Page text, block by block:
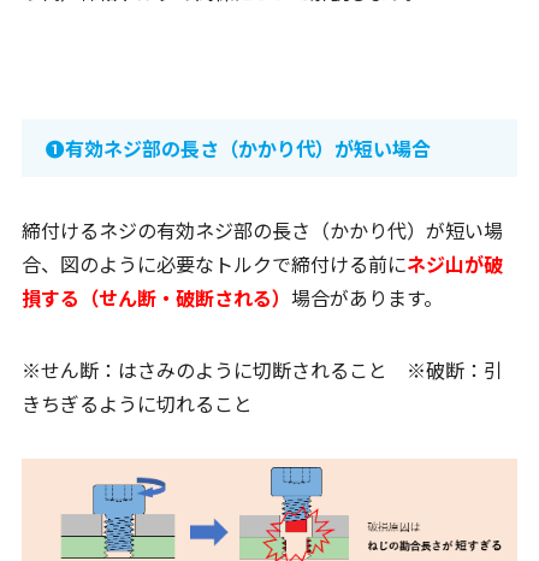
➊有効ネジ部の長さ（かかり代）が短い場合
締付けるネジの有効ネジ部の長さ（かかり代）が短い場
合、図のように必要なトルクで締付ける前にネジ山が破
損する（せん断・破断される） 場合があります。
※せん断：はさみのように切断されること ※破断：引
きちぎるように切れること